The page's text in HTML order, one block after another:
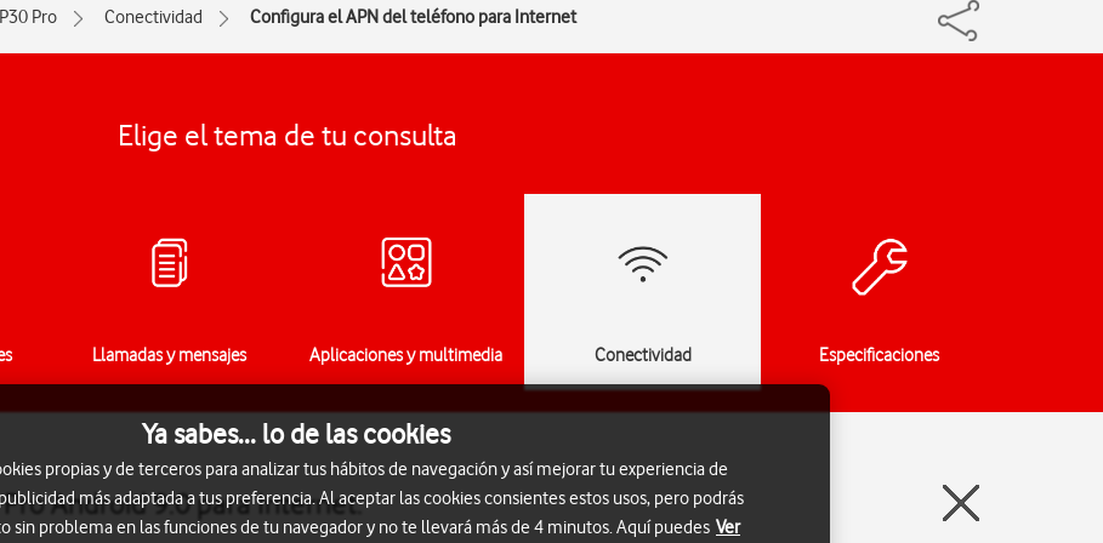
P30 Pro Conectividad Configura el APN del teléfono para Internet
Elige el tema de tu consulta
Llamadas y mensajes Aplicaciones y multimedia Conectividad Especificaciones
Android 9.0 para Internet.
Ya sabes... lo de las cookies
propias y de terceros para analizar tus hábitos de navegación y así mejorar tu experiencia de
más adaptada a tus preferencia. Al aceptar las cookies consientes estos usos, pero podrás
sin problema en las funciones de tu navegador y no te llevará más de 4 minutos. Aquí puedes Ver